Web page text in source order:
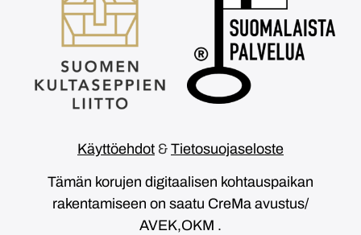
Käyttöehdot & Tietosuojaseloste
Tämän korujen digitaalisen kohtauspaikan
rakentamiseen on saatu CreMa avustus/
AVEK,OKM .